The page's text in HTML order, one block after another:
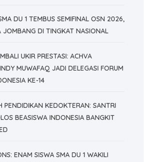
DU 1 TEMBUS SEMIFINAL OSN 2026,
JOMBANG DI TINGKAT NASIONAL
UKIR PRESTASI: ACHVA
MUWAFAQ JADI DELEGASI FORUM
KE-14
PENDIDIKAN KEDOKTERAN: SANTRI
BEASISWA INDONESIA BANGKIT
ENAM SISWA SMA DU 1 WAKILI